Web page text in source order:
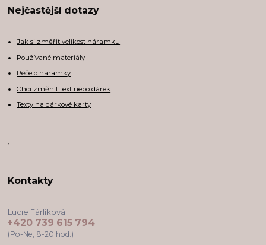
Nejčastější dotazy
Jak si změřit velikost náramku
Používané materiály
Péče o náramky
Chci změnit text nebo dárek
Texty na dárkové karty
,
Kontakty
Lucie Fárlíková
+420 739 615 794
(Po-Ne, 8-20 hod.)